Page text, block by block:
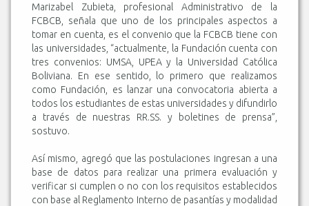
Marizabel Zubieta, profesional Administrativo de la
FCBCB, señala que uno de los principales aspectos a
tomar en cuenta, es el convenio que la FCBCB tiene con
las universidades, “actualmente, la Fundación cuenta con
tres convenios: UMSA, UPEA y la Universidad Católica
Boliviana. En ese sentido, lo primero que realizamos
como Fundación, es lanzar una convocatoria abierta a
todos los estudiantes de estas universidades y difundirlo
a través de nuestras RR.SS. y boletines de prensa”,
sostuvo.
Así mismo, agregó que las postulaciones ingresan a una
base de datos para realizar una primera evaluación y
verificar si cumplen o no con los requisitos establecidos
con base al Reglamento Interno de pasantías y modalidad